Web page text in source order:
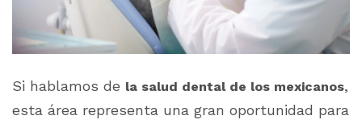
Si hablamos de la salud dental de los mexicanos,
esta área representa una gran oportunidad para